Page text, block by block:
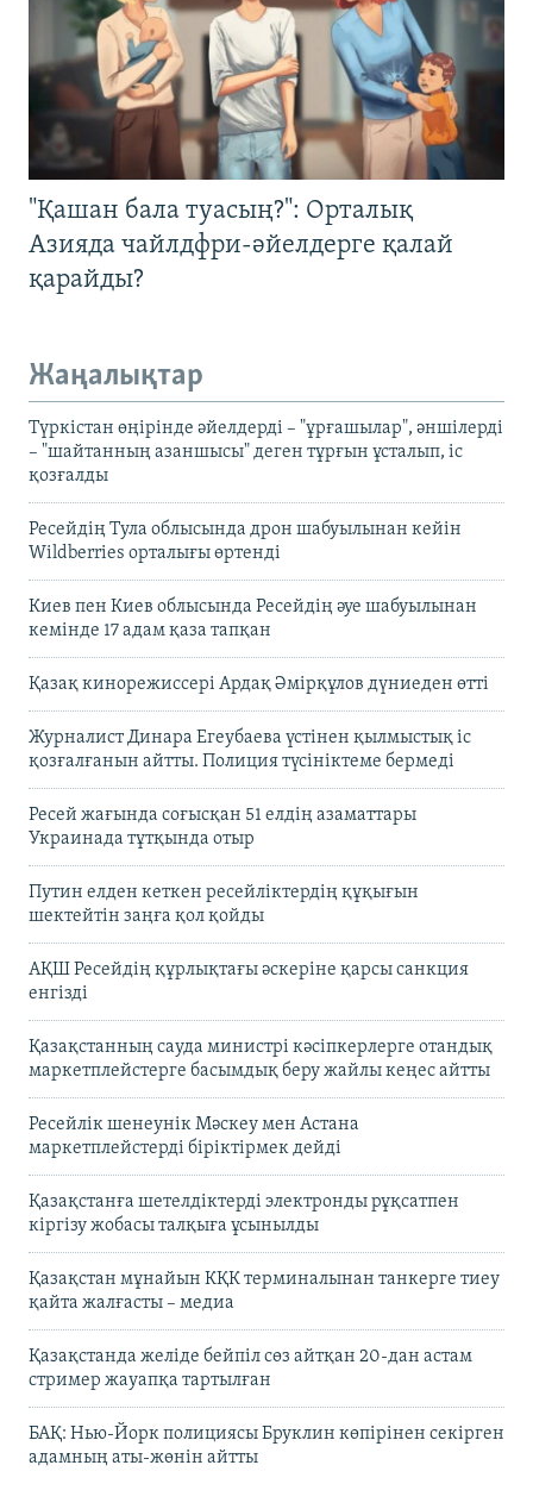
"Қашан бала туасың?": Орталық
Азияда чайлдфри-әйелдерге қалай
қарайды?
Жаңалықтар
Түркістан өңірінде әйелдерді – "ұрғашылар", әншілерді
– "шайтанның азаншысы" деген тұрғын ұсталып, іс
қозғалды
Ресейдің Тула облысында дрон шабуылынан кейін
Wildberries орталығы өртенді
Киев пен Киев облысында Ресейдің әуе шабуылынан
кемінде 17 адам қаза тапқан
Қазақ кинорежиссері Ардақ Әмірқұлов дүниеден өтті
Журналист Динара Егеубаева үстінен қылмыстық іс
қозғалғанын айтты. Полиция түсініктеме бермеді
Ресей жағында соғысқан 51 елдің азаматтары
Украинада тұтқында отыр
Путин елден кеткен ресейліктердің құқығын
шектейтін заңға қол қойды
АҚШ Ресейдің құрлықтағы әскеріне қарсы санкция
енгізді
Қазақстанның сауда министрі кәсіпкерлерге отандық
маркетплейстерге басымдық беру жайлы кеңес айтты
Ресейлік шенеунік Мәскеу мен Астана
маркетплейстерді біріктірмек дейді
Қазақстанға шетелдіктерді электронды рұқсатпен
кіргізу жобасы талқыға ұсынылды
Қазақстан мұнайын КҚК терминалынан танкерге тиеу
қайта жалғасты – медиа
Қазақстанда желіде бейпіл сөз айтқан 20-дан астам
стример жауапқа тартылған
БАҚ: Нью-Йорк полициясы Бруклин көпірінен секірген
адамның аты-жөнін айтты